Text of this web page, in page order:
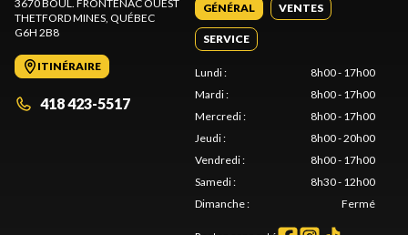
3670 BOUL. FRONTENAC OUEST
THETFORD MINES , QUÉBEC
G6H 2B8
ITINÉRAIRE
418 423-5517
GÉNÉRAL VENTES
SERVICE
Lundi:
8h00 - 17h00
Mardi:
8h00 - 17h00
Mercredi:
8h00 - 17h00
Jeudi:
8h00 - 20h00
Vendredi:
8h00 - 17h00
Samedi:
8h30 - 12h00
Dimanche: Fermé